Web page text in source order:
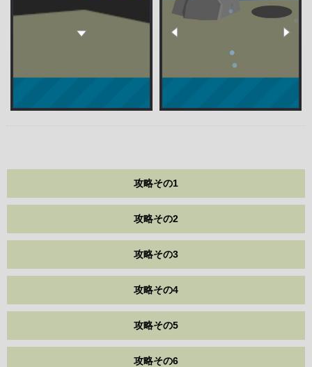
攻略その1
攻略その2
攻略その3
攻略その4
攻略その5
攻略その6